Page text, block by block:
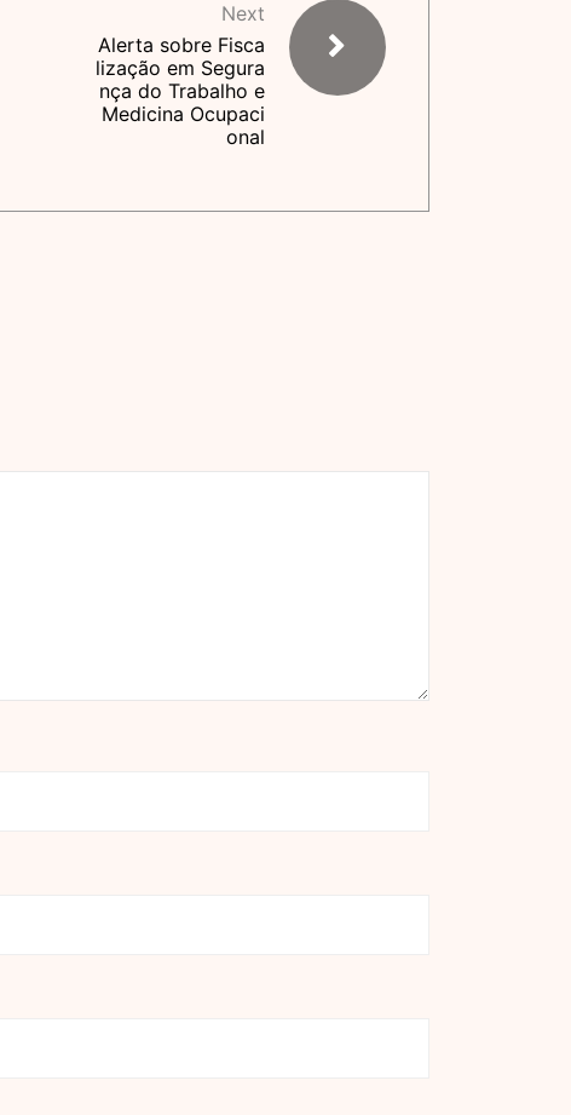
Next
Alerta sobre Fisca
lização em Segura
nça do Trabalho e
Medicina Ocupaci
onal